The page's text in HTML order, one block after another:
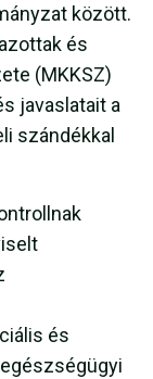
között.
és
(MKKSZ)
javaslatait a
szándékkal
és